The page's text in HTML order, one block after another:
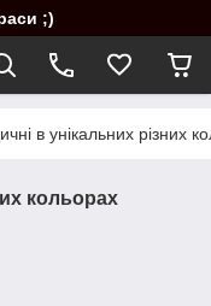
;)
в унікальних різних
кольорах